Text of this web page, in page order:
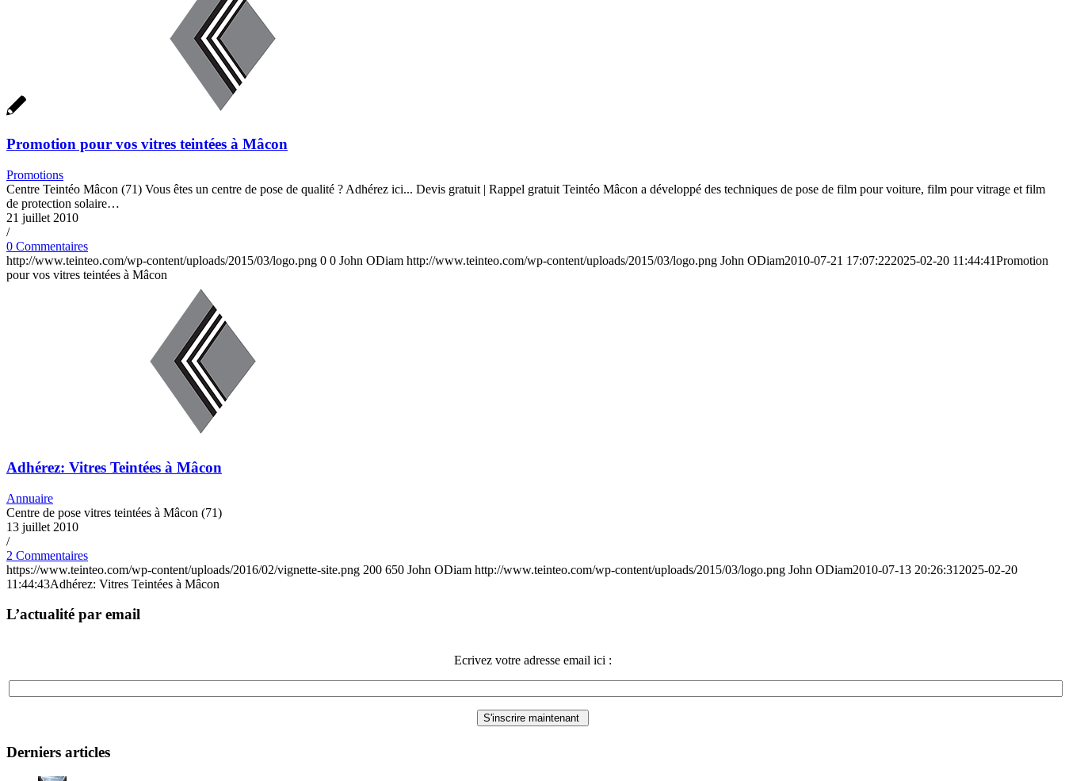
Promotion pour vos vitres teintées à Mâcon
Promotions
Centre Teintéo Mâcon (71) Vous êtes un centre de pose de qualité ? Adhérez ici... Devis gratuit | Rappel gratuit Teintéo Mâcon a développé des techniques de pose de film pour voiture, film pour vitrage et film
de protection solaire…
21 juillet 2010
/
0 Commentaires
http://www.teinteo.com/wp-content/uploads/2015/03/logo.png 0 0 John ODiam http://www.teinteo.com/wp-content/uploads/2015/03/logo.png John ODiam2010-07-21 17:07:222025-02-20 11:44:41Promotion
pour vos vitres teintées à Mâcon
Adhérez: Vitres Teintées à Mâcon
Annuaire
Centre de pose vitres teintées à Mâcon (71)
13 juillet 2010
/
2 Commentaires
https://www.teinteo.com/wp-content/uploads/2016/02/vignette-site.png 200 650 John ODiam http://www.teinteo.com/wp-content/uploads/2015/03/logo.png John ODiam2010-07-13 20:26:31 2025-02-20
11:44:43Adhérez: Vitres Teintées à Mâcon
L’actualité par email
Ecrivez votre adresse email ici :
Derniers articles